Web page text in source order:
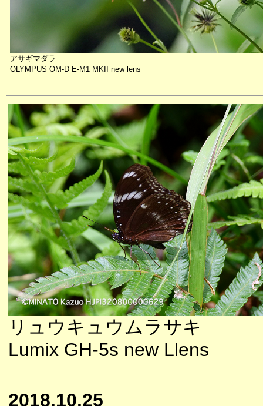
アサギマダラ
OLYMPUS OM-D E-M1 MKII new lens
リュウキュウムラサキ
Lumix GH-5s new Llens
2018.10.25